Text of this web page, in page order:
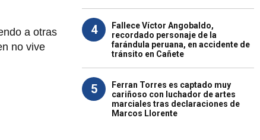
a otras
no vive
4
Fallece Víctor Angobaldo,
recordado personaje de la
farándula peruana, en accidente de
tránsito en Cañete
5
Ferran Torres es captado muy
cariñoso con luchador de artes
marciales tras declaraciones de
Marcos Llorente